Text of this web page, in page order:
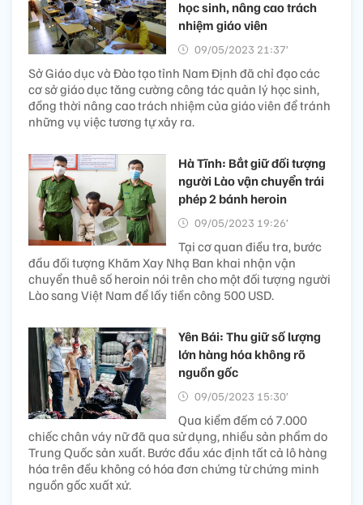
học sinh, nâng cao trách
nhiệm giáo viên
09/05/2023 21:37’
Sở Giáo dục và Đào tạo tỉnh Nam Định đã chỉ đạo các
cơ sở giáo dục tăng cường công tác quản lý học sinh,
đồng thời nâng cao trách nhiệm của giáo viên để tránh
những vụ việc tương tự xảy ra.
Hà Tĩnh: Bắt giữ đối tượng
người Lào vận chuyển trái
phép 2 bánh heroin
09/05/2023 19:26’
Tại cơ quan điều tra, bước
đầu đối tượng Khăm Xay Nhạ Ban khai nhận vận
chuyển thuê số heroin nói trên cho một đối tượng người
Lào sang Việt Nam để lấy tiền công 500 USD.
Yên Bái: Thu giữ số lượng
lớn hàng hóa không rõ
nguồn gốc
09/05/2023 15:30’
Qua kiểm đếm có 7.000
chiếc chân váy nữ đã qua sử dụng, nhiều sản phẩm do
Trung Quốc sản xuất. Bước đầu xác định tất cả lô hàng
hóa trên đều không có hóa đơn chứng từ chứng minh
nguồn gốc xuất xứ.